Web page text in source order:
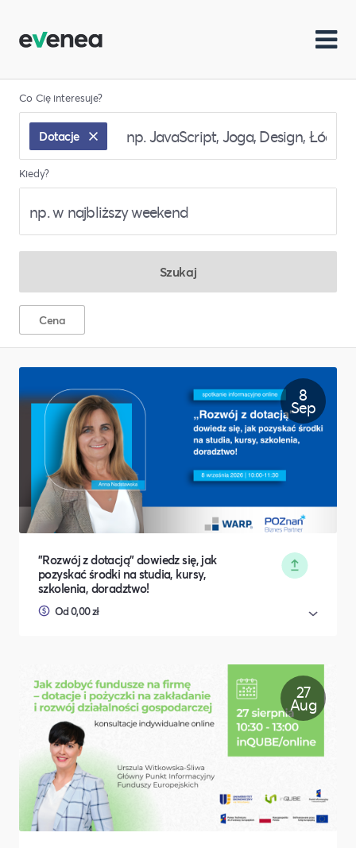
Co Cię interesuje?
Dotacje
Kiedy?
Szukaj
Cena
8
Sep
"Rozwój z dotacją" dowiedz się, jak
pozyskać środki na studia, kursy,
szkolenia, doradztwo!
Od 0,00 zł
27
Aug